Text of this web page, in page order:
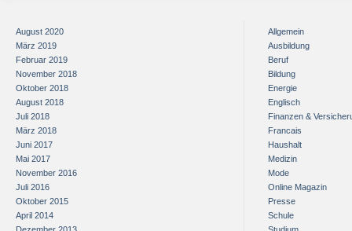
August 2020
März 2019
Februar 2019
November 2018
Oktober 2018
August 2018
Juli 2018
März 2018
Juni 2017
Mai 2017
November 2016
Juli 2016
Oktober 2015
April 2014
Allgemein
Ausbildung
Beruf
Bildung
Energie
Englisch
Finanzen &
Francais
Haushalt
Medizin
Mode
Online Magazin
Presse
Schule